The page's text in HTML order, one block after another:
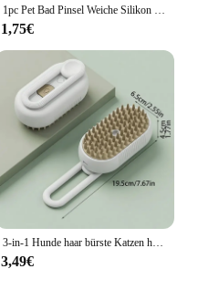
1pc Pet Bad Pinsel Weiche Silikon Mit Shampoo Dispenser Sanfte Massage Für Pflege Und Reinigung Pelz Und Haar
1,75€
3-in-1 Hunde haar bürste Katzen haar bürste elektrische Haustier reinigungs bürste Dampfs prüh bürste Massage Haaren tfernungs kamm Anti-Flug bürste
3,49€